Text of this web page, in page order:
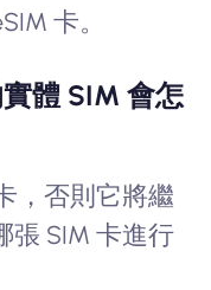
卡。
體 SIM 會怎
，否則它將繼
張 SIM 卡進行